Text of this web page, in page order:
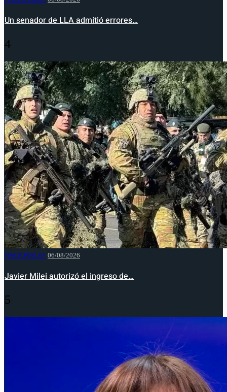
Un senador de LLA admitió errores…
4
NACIONALES 06/08/2026
Javier Milei autorizó el ingreso de…
5